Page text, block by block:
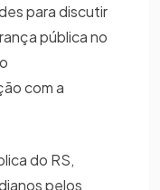
para discutir
pública no
com a
do RS,
pelos